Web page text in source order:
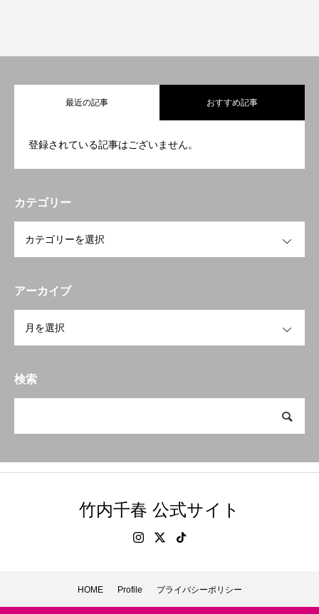
最近の記事 おすすめ記事
登録されている記事はございません。
カテゴリー
アーカイブ
検索
竹内千春 公式サイト
HOME Profile プライバシーポリシー